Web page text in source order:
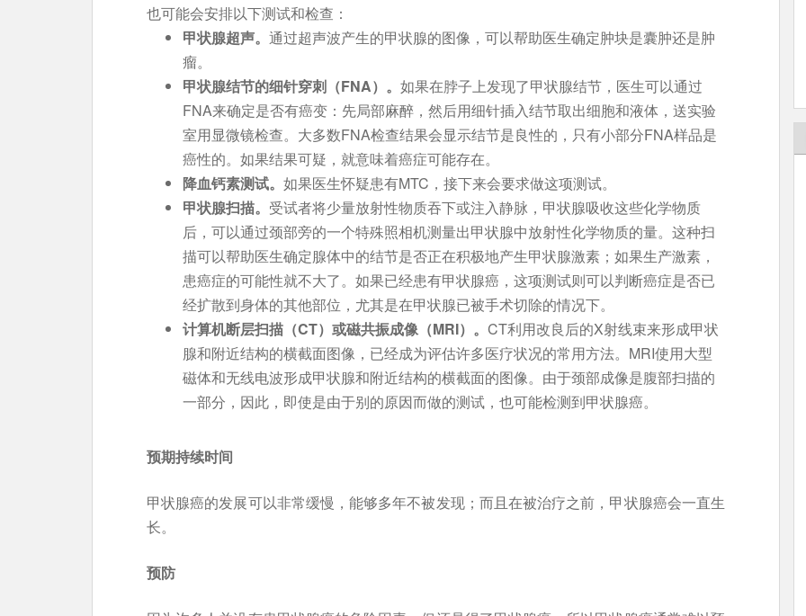
也可能会安排以下测试和检查：
甲状腺超声。 通过超声波产生的甲状腺的图像，可以帮助医生确定肿块是囊肿还是肿
瘤。
甲状腺结节的细针穿刺（FNA）。 如果在脖子上发现了甲状腺结节，医生可以通过
FNA来确定是否有癌变：先局部麻醉，然后用细针插入结节取出细胞和液体，送实验
室用显微镜检查。大多数FNA检查结果会显示结节是良性的，只有小部分FNA样品是
癌性的。如果结果可疑，就意味着癌症可能存在。
降血钙素测试。 如果医生怀疑患有MTC，接下来会要求做这项测试。
甲状腺扫描。 受试者将少量放射性物质吞下或注入静脉，甲状腺吸收这些化学物质
后，可以通过颈部旁的一个特殊照相机测量出甲状腺中放射性化学物质的量。这种扫
描可以帮助医生确定腺体中的结节是否正在积极地产生甲状腺激素；如果生产激素，
患癌症的可能性就不大了。如果已经患有甲状腺癌，这项测试则可以判断癌症是否已
经扩散到身体的其他部位，尤其是在甲状腺已被手术切除的情况下。
计算机断层扫描（CT）或磁共振成像（MRI）。 CT利用改良后的X射线束来形成甲状
腺和附近结构的横截面图像，已经成为评估许多医疗状况的常用方法。MRI使用大型
磁体和无线电波形成甲状腺和附近结构的横截面的图像。由于颈部成像是腹部扫描的
一部分，因此，即使是由于别的原因而做的测试，也可能检测到甲状腺癌。
预期持续时间
甲状腺癌的发展可以非常缓慢，能够多年不被发现；而且在被治疗之前，甲状腺癌会一直生
长。
预防